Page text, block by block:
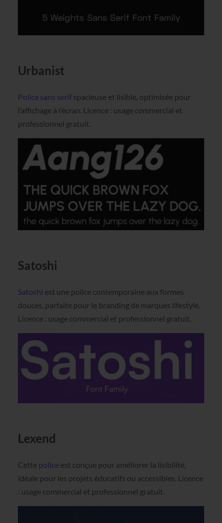
Urbanist
Police sans serifspacieuse et lisible, optimisée pour
l’affichage à l’écran. Licence : usage commercial et
professionnel gratuit.
Satoshi
Satoshi est une police contemporaine aux formes
douces, parfaite pour le branding de marques lifestyle.
Licence : usage commercial et professionnel gratuit.
Lexend
Cette policeest conçue pour améliorer la lisibilité,
idéale pour les projets éducatifs ou accessibles. Licence
: usage commercial et professionnel gratuit.